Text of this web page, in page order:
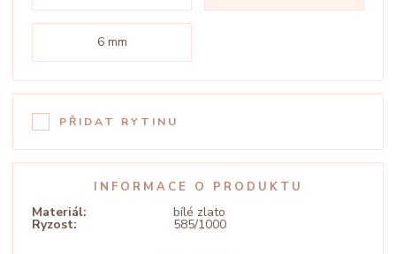
6 mm
PŘIDAT RYTINU
INFORMACE O PRODUKTU
Materiál: bílé zlato
Ryzost: 585/1000